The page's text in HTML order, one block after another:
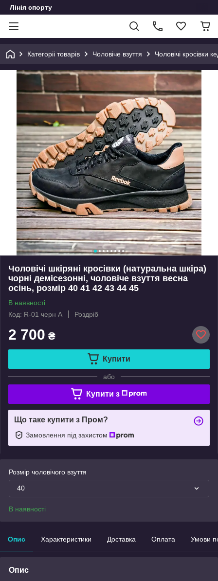
Лінія спорту
Категоріі товарів Чоловіче взуття Чоловічі кросівки
Чоловічі шкіряні кросівки (натуральна шкіра)
чорні демісезонні, чоловіче взуття весна
осінь, розмір 40 41 42 43 44 45
В наявності
Код: R-01 черн А
Роздріб
2 700 ₴
Купити
або
Купити з
Що таке купити з Пром?
Замовлення під захистом
Розмір чоловічого взуття
40
В наявності
Опис Характеристики Доставка Оплата Умови
Опис